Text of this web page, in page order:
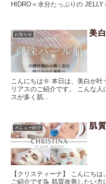
お知らせ 美
こんにちは🌞 本日は、美白が叶う？！ ⭐️クリスティーナのイラスト
リアスのご紹介です。 こんな人におすすめ↓↓↓ ☑️仕事などのストレ
スが多く肌...
メニュー紹介 肌
【クリスティーナ】 こんにちは。 今回は、大人気クリスティーナの
ご紹介です📝 肌質改善したい方に特にオススメ😆 COALALUでは、